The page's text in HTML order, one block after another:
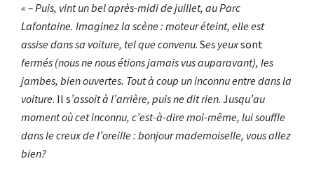
« – Puis, vint un bel après-midi de juillet, au Parc
Lafontaine. Imaginez la scène : moteur éteint, elle est
assise dans sa voiture, tel que convenu. Ses yeuxsont
fermés (nous ne nous étions jamais vus auparavant), les
jambes, bien ouvertes. Tout à coup un inconnu entre dans la
voiture. Il s’assoit à l’arrière, puis ne dit rien. Jusqu’au
moment où cet inconnu, c’est-à-dire moi-même, lui souffle
dans le creux de l’oreille : bonjour mademoiselle, vous allez
bien?